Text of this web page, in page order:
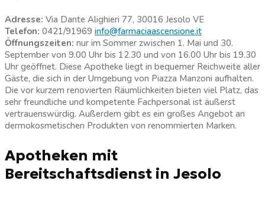
Adresse: Via Dante Alighieri 77, 30016 Jesolo VE
Telefon: 0421/91969 info@farmaciaascensione.it
Öffnungszeiten: nur im Sommer zwischen 1. Mai und 30.
September von 9.00 Uhr bis 12.30 und von 16.00 Uhr bis 19.30
Uhr geöffnet. Diese Apotheke liegt in bequemer Reichweite aller
Gäste, die sich in der Umgebung von Piazza Manzoni aufhalten.
Die vor kurzem renovierten Räumlichkeiten bieten viel Platz, das
sehr freundliche und kompetente Fachpersonal ist äußerst
vertrauenswürdig. Außerdem gibt es ein großes Angebot an
dermokosmetischen Produkten von renommierten Marken.
Apotheken mit
Bereitschaftsdienst in Jesolo